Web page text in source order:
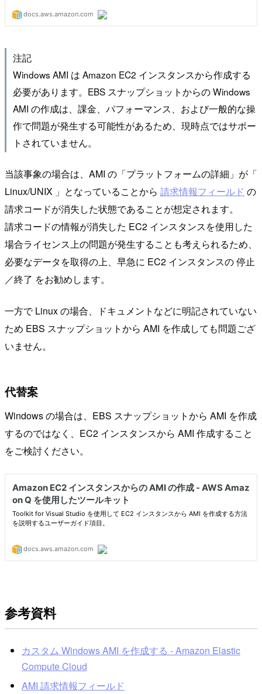
注記
Windows AMI は Amazon EC2 インスタンスから作成する
必要があります。EBS スナップショットからの Windows
AMI の作成は、課金、パフォーマンス、および一般的な操
作で問題が発生する可能性があるため、現時点ではサポー
トされていません。
当該事象の場合は、AMI の「プラットフォームの詳細」が「
Linux/UNIX 」となっていることから 請求情報フィールド の
請求コードが消失した状態であることが想定されます。
請求コードの情報が消失した EC2 インスタンスを使用した
場合ライセンス上の問題が発生することも考えられるため、
必要なデータを取得の上、早急に EC2 インスタンスの 停止
／終了 をお勧めします。
一方で Linux の場合、ドキュメントなどに明記されていない
ため EBS スナップショットから AMI を作成しても問題ござ
いません。
代替案
Windows の場合は、EBS スナップショットから AMI を作成
するのではなく、EC2 インスタンスから AMI 作成すること
をご検討ください。
参考資料
カスタム Windows AMI を作成する - Amazon Elastic
Compute Cloud
AMI 請求情報フィールド